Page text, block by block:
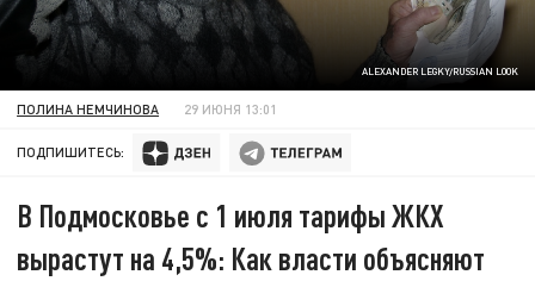
ALEXANDER LEGKY/RUSSIAN LOOK
ПОЛИНА НЕМЧИНОВА 29 ИЮНЯ 13:01
ПОДПИШИТЕСЬ:
В Подмосковье с 1 июля тарифы ЖКХ
вырастут на 4,5%: Как власти объясняют